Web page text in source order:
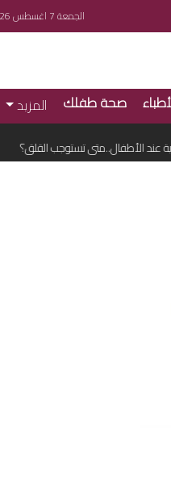
الجمعة 7 اغسطس 2026
صحة طفلك المزيد
الأطفال..متى تستوجب القلق؟